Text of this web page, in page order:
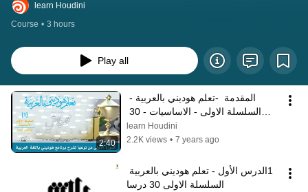
learn Houdini
Course • 3 hours
Play all
2:40
درسا
learn Houdini
2.2K views • 7 years ago
السلسلة الاولى 30 درسا